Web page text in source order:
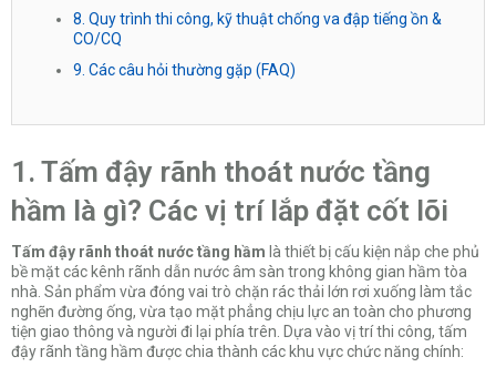
8. Quy trình thi công, kỹ thuật chống va đập tiếng ồn &
CO/CQ
9. Các câu hỏi thường gặp (FAQ)
1. Tấm đậy rãnh thoát nước tầng
hầm là gì? Các vị trí lắp đặt cốt lõi
Tấm đậy rãnh thoát nước tầng hầm là thiết bị cấu kiện nắp che phủ
bề mặt các kênh rãnh dẫn nước âm sàn trong không gian hầm tòa
nhà. Sản phẩm vừa đóng vai trò chặn rác thải lớn rơi xuống làm tắc
nghẽn đường ống, vừa tạo mặt phẳng chịu lực an toàn cho phương
tiện giao thông và người đi lại phía trên. Dựa vào vị trí thi công, tấm
đậy rãnh tầng hầm được chia thành các khu vực chức năng chính: